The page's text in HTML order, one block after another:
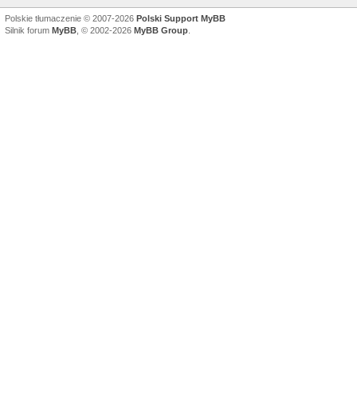
Polskie tłumaczenie © 2007-2026 Polski Support MyBB
Silnik forum MyBB , © 2002-2026 MyBB Group